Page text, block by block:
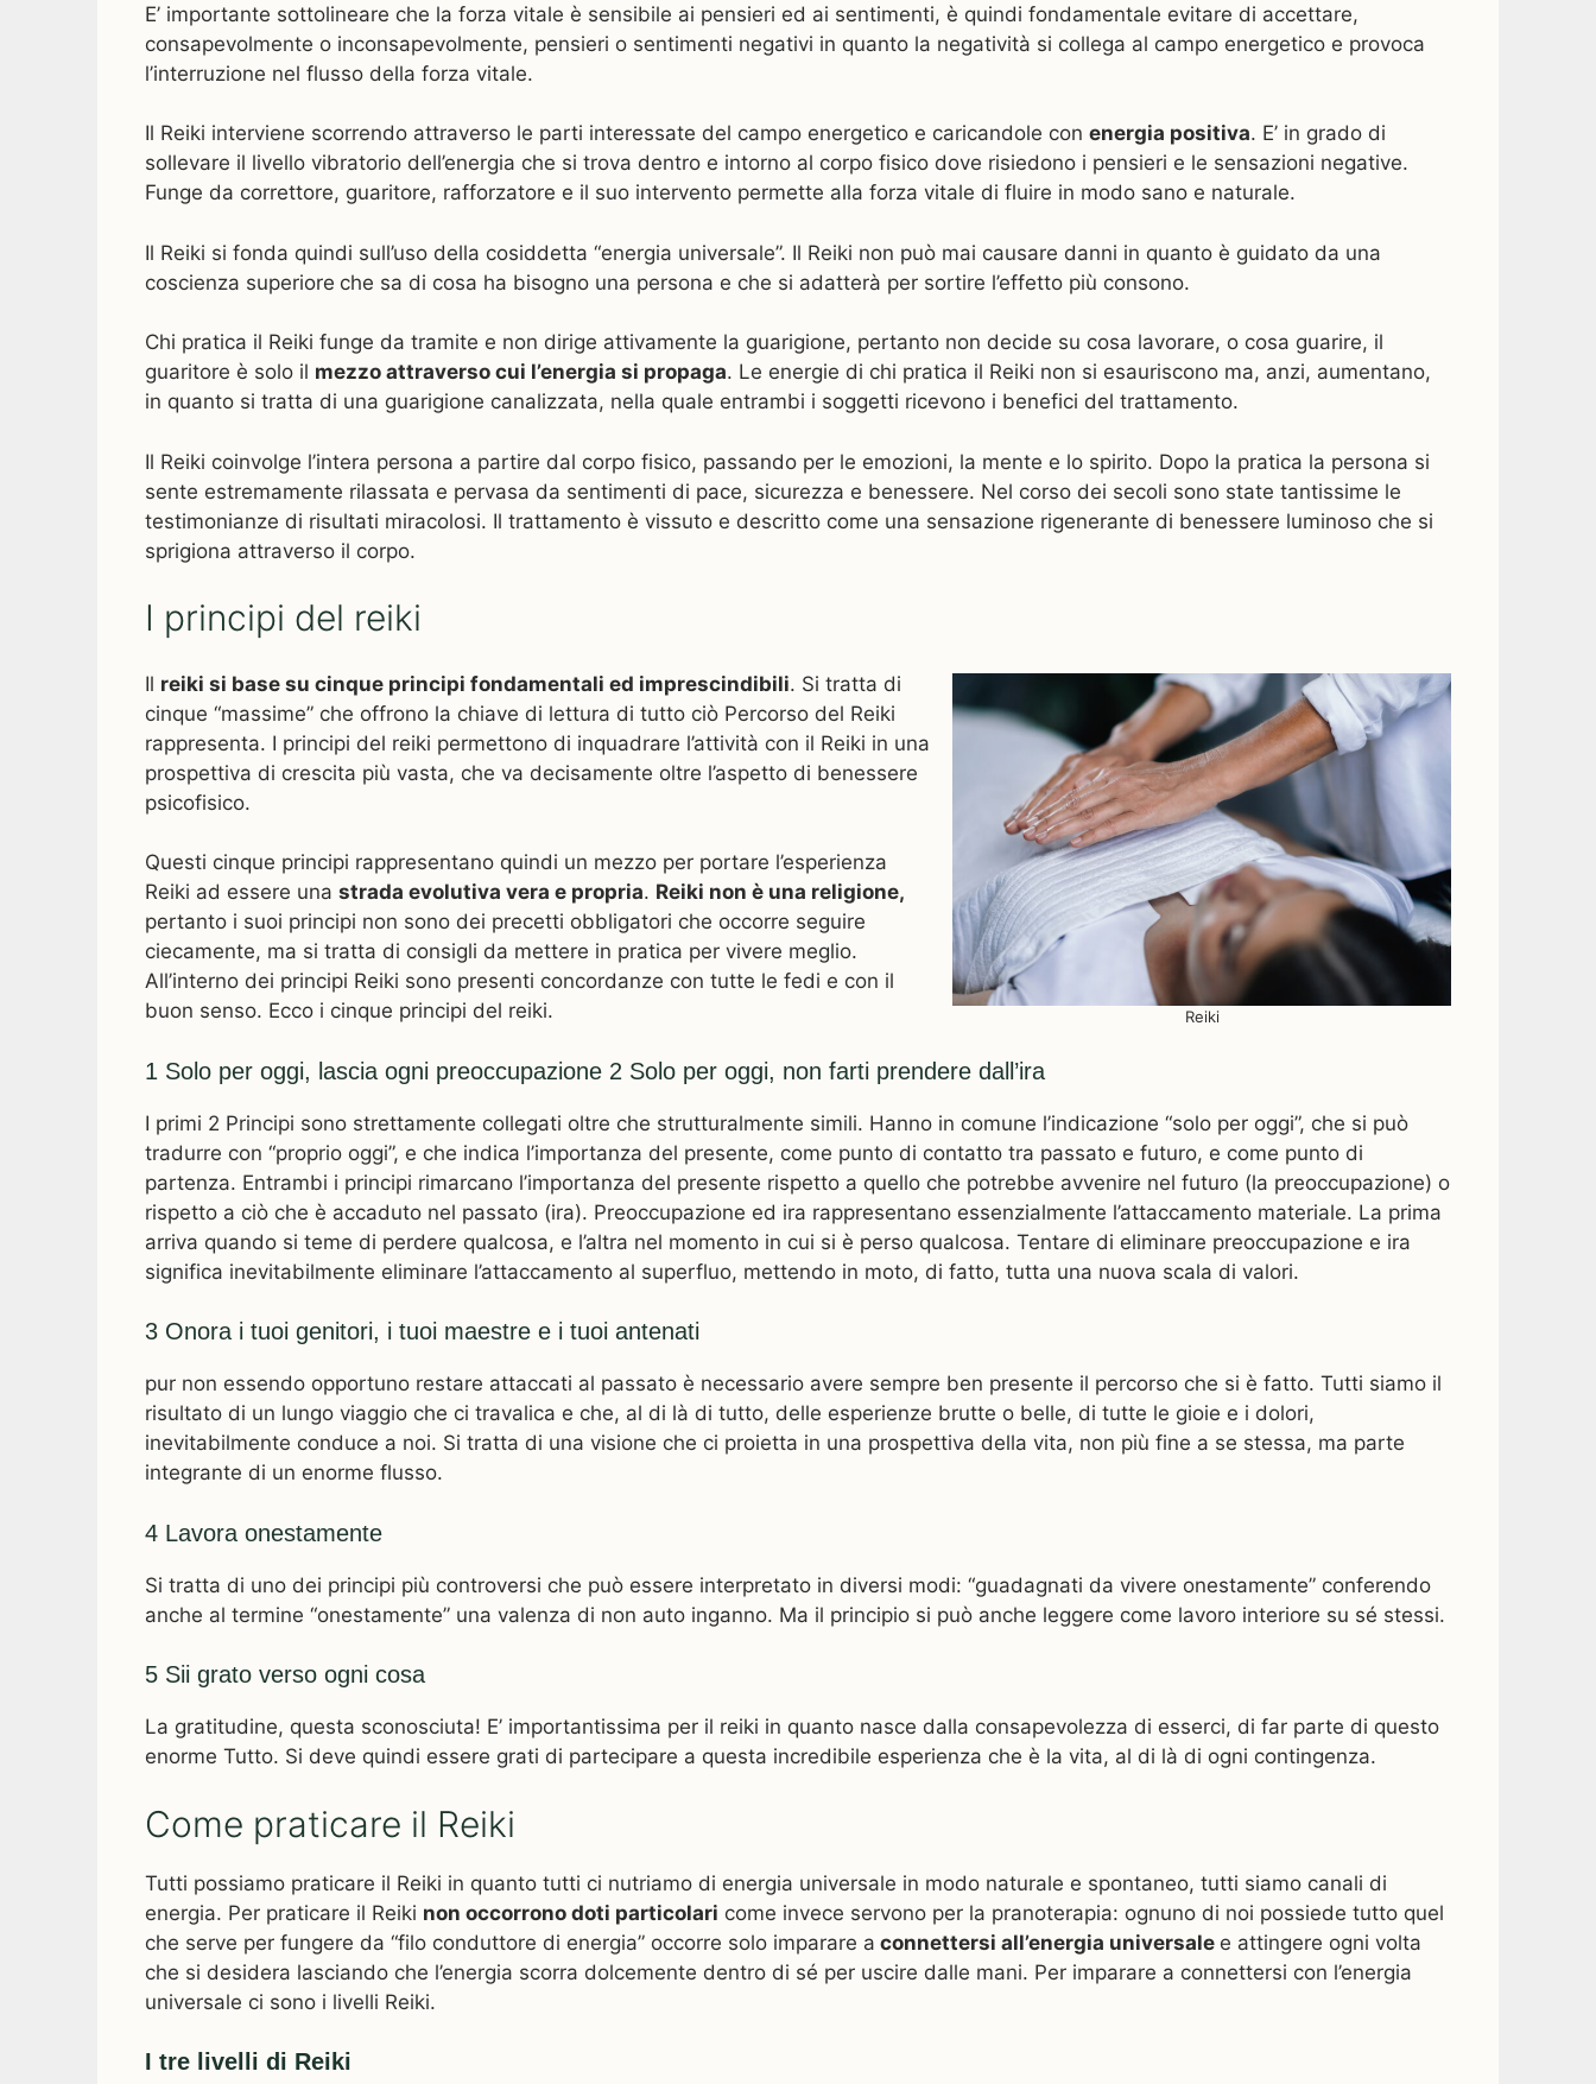
E’ importante sottolineare che la forza vitale è sensibile ai pensieri ed ai sentimenti, è quindi fondamentale evitare di accettare,
consapevolmente o inconsapevolmente, pensieri o sentimenti negativi in quanto la negatività si collega al campo energetico e provoca
l’interruzione nel flusso della forza vitale.
Il Reiki interviene scorrendo attraverso le parti interessate del campo energetico e caricandole con energia positiva. E’ in grado di
sollevare il livello vibratorio dell’energia che si trova dentro e intorno al corpo fisico dove risiedono i pensieri e le sensazioni negative.
Funge da correttore, guaritore, rafforzatore e il suo intervento permette alla forza vitale di fluire in modo sano e naturale.
Il Reiki si fonda quindi sull’uso della cosiddetta “energia universale”. Il Reiki non può mai causare danni in quanto è guidato da una
coscienza superiore che sa di cosa ha bisogno una persona e che si adatterà per sortire l’effetto più consono.
Chi pratica il Reiki funge da tramite e non dirige attivamente la guarigione, pertanto non decide su cosa lavorare, o cosa guarire, il
guaritore è solo il mezzo attraverso cui l’energia si propaga. Le energie di chi pratica il Reiki non si esauriscono ma, anzi, aumentano,
in quanto si tratta di una guarigione canalizzata, nella quale entrambi i soggetti ricevono i benefici del trattamento.
Il Reiki coinvolge l’intera persona a partire dal corpo fisico, passando per le emozioni, la mente e lo spirito. Dopo la pratica la persona si
sente estremamente rilassata e pervasa da sentimenti di pace, sicurezza e benessere. Nel corso dei secoli sono state tantissime le
testimonianze di risultati miracolosi. Il trattamento è vissuto e descritto come una sensazione rigenerante di benessere luminoso che si
sprigiona attraverso il corpo.
I principi del reiki
Reiki
Il reiki si base su cinque principi fondamentali ed imprescindibili. Si tratta di
cinque “massime” che offrono la chiave di lettura di tutto ciò Percorso del Reiki
rappresenta. I principi del reiki permettono di inquadrare l’attività con il Reiki in una
prospettiva di crescita più vasta, che va decisamente oltre l’aspetto di benessere
psicofisico.
Questi cinque principi rappresentano quindi un mezzo per portare l’esperienza
Reiki ad essere una strada evolutiva vera e propria. Reiki non è una religione,
pertanto i suoi principi non sono dei precetti obbligatori che occorre seguire
ciecamente, ma si tratta di consigli da mettere in pratica per vivere meglio.
All’interno dei principi Reiki sono presenti concordanze con tutte le fedi e con il
buon senso. Ecco i cinque principi del reiki.
1 Solo per oggi, lascia ogni preoccupazione 2 Solo per oggi, non farti prendere dall’ira
I primi 2 Principi sono strettamente collegati oltre che strutturalmente simili. Hanno in comune l’indicazione “solo per oggi”, che si può
tradurre con “proprio oggi”, e che indica l’importanza del presente, come punto di contatto tra passato e futuro, e come punto di
partenza. Entrambi i principi rimarcano l’importanza del presente rispetto a quello che potrebbe avvenire nel futuro (la preoccupazione) o
rispetto a ciò che è accaduto nel passato (ira). Preoccupazione ed ira rappresentano essenzialmente l’attaccamento materiale. La prima
arriva quando si teme di perdere qualcosa, e l’altra nel momento in cui si è perso qualcosa. Tentare di eliminare preoccupazione e ira
significa inevitabilmente eliminare l’attaccamento al superfluo, mettendo in moto, di fatto, tutta una nuova scala di valori.
3 Onora i tuoi genitori, i tuoi maestre e i tuoi antenati
pur non essendo opportuno restare attaccati al passato è necessario avere sempre ben presente il percorso che si è fatto. Tutti siamo il
risultato di un lungo viaggio che ci travalica e che, al di là di tutto, delle esperienze brutte o belle, di tutte le gioie e i dolori,
inevitabilmente conduce a noi. Si tratta di una visione che ci proietta in una prospettiva della vita, non più fine a se stessa, ma parte
integrante di un enorme flusso.
4 Lavora onestamente
Si tratta di uno dei principi più controversi che può essere interpretato in diversi modi: “guadagnati da vivere onestamente” conferendo
anche al termine “onestamente” una valenza di non auto inganno. Ma il principio si può anche leggere come lavoro interiore su sé stessi.
5 Sii grato verso ogni cosa
La gratitudine, questa sconosciuta! E’ importantissima per il reiki in quanto nasce dalla consapevolezza di esserci, di far parte di questo
enorme Tutto. Si deve quindi essere grati di partecipare a questa incredibile esperienza che è la vita, al di là di ogni contingenza.
Come praticare il Reiki
Tutti possiamo praticare il Reiki in quanto tutti ci nutriamo di energia universale in modo naturale e spontaneo, tutti siamo canali di
energia. Per praticare il Reiki non occorrono doti particolari come invece servono per la pranoterapia: ognuno di noi possiede tutto quel
che serve per fungere da “filo conduttore di energia” occorre solo imparare a connettersi all’energia universale e attingere ogni volta
che si desidera lasciando che l’energia scorra dolcemente dentro di sé per uscire dalle mani. Per imparare a connettersi con l’energia
universale ci sono i livelli Reiki.
I tre livelli di Reiki